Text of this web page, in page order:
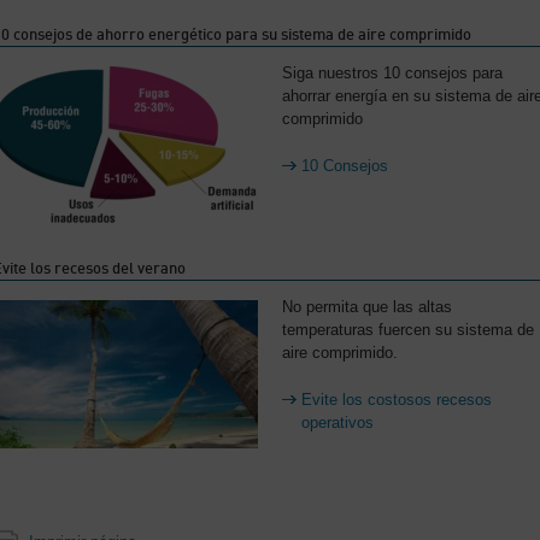
consejos de ahorro energético para su sistema de aire comprimido
Siga nuestros 10 consejos para
ahorrar energía en su sistema de
comprimido
10 Consejos
los recesos del verano
No permita que las altas
temperaturas fuercen su sistema de
aire comprimido.
Evite los costosos recesos
operativos